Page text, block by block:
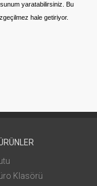
yaratabilirsiniz. Bu
hale getiriyor.
Klasörü